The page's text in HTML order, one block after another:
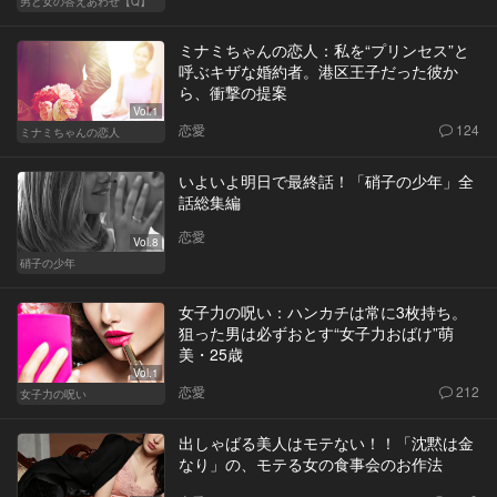
Vol.1
ミナミちゃんの恋人
ミナミちゃんの恋人：私を“プリンセス”と
呼ぶキザな婚約者。港区王子だった彼か
ら、衝撃の提案
恋愛 124
Vol.8
硝子の少年
いよいよ明日で最終話！「硝子の少年」全
話総集編
恋愛
Vol.1
女子力の呪い
女子力の呪い：ハンカチは常に3枚持ち。
狙った男は必ずおとす“女子力おばけ”萌
美・25歳
恋愛 212
出しゃばる美人はモテない！！「沈黙は金
なり」の、モテる女の食事会のお作法